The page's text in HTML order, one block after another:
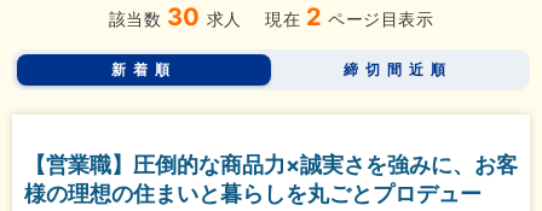
該当数 30 求人 現在 2 ページ目表示
新着順 締切間近順
【営業職】圧倒的な商品力×誠実さを強みに、お客
様の理想の住まいと暮らしを丸ごとプロデュー